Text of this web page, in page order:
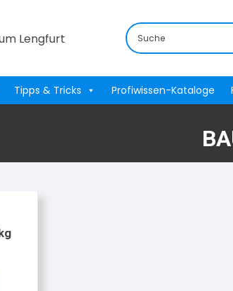
Tipps & Tricks Profiwissen-Kataloge